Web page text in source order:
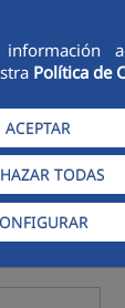
Política de
ACEPTAR
TODAS